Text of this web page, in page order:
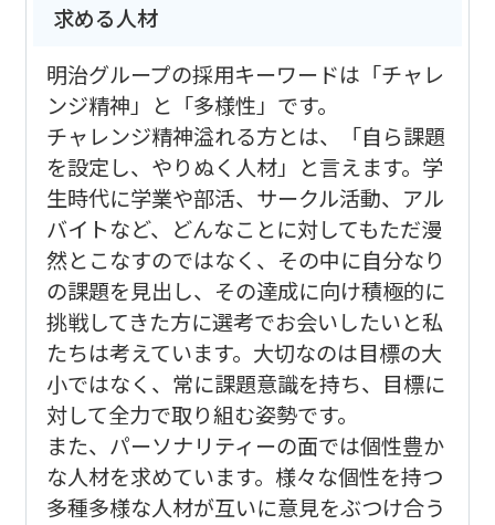
求める人材
明治グループの採用キーワードは「チャレ
ンジ精神」と「多様性」です。
チャレンジ精神溢れる方とは、「自ら課題
を設定し、やりぬく人材」と言えます。学
生時代に学業や部活、サークル活動、アル
バイトなど、どんなことに対してもただ漫
然とこなすのではなく、その中に自分なり
の課題を見出し、その達成に向け積極的に
挑戦してきた方に選考でお会いしたいと私
たちは考えています。大切なのは目標の大
小ではなく、常に課題意識を持ち、目標に
対して全力で取り組む姿勢です。
また、パーソナリティーの面では個性豊か
な人材を求めています。様々な個性を持つ
多種多様な人材が互いに意見をぶつけ合う